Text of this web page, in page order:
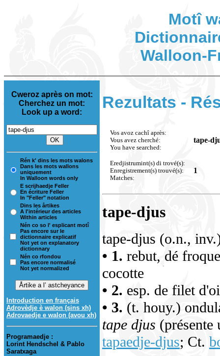
Motî
Walloon-
Cweroz après on mot:
Cherchez un mot:
Look up a word:
Rén k' dins les mots walons
Dans les mots wallons
uniquement
In Walloon words only
E scrijhaedje Feller
En écriture Feller
In "Feller" notation
Dins les årtikes
A l'intérieur des articles
Within articles
Nén co so l' esplicant motî
Pas encore sur le
dictionnaire explicatif
Not yet on explanatory
dictionnary
Nén co rfondou
Pas encore normalisé
Not yet normalized
Introduction en français
Adrovèdje è walon (sins xh)
Adrovaedje e walon (avou xh)
Programaedje :
Lorint Hendschel & Pablo
Saratxaga
Rezultats -
Vos avoz cachî après:
Vous avez cherché:
You have searched:
tape-
Eredjistrumint(s) di trové(s):
Enregistrement(s) trouvé(s):
Matches:
1
tape-djus
tape-djus (o.n.,
• 1. rebut, dé
cocotte
• 2. esp. de filet
• 3. (t. houy.)
tape djus
tapaedje-djus; Ct.